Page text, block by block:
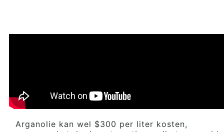
Arganolie kan wel $300 per liter kosten,